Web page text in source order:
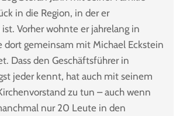
in die Region, in der er
Vorher wohnte er jahrelang in
dort gemeinsam mit Michael Eckstein
Dass den Geschäftsführer in
jeder kennt, hat auch mit seinem
zu tun – auch wenn
nur 20 Leute in den